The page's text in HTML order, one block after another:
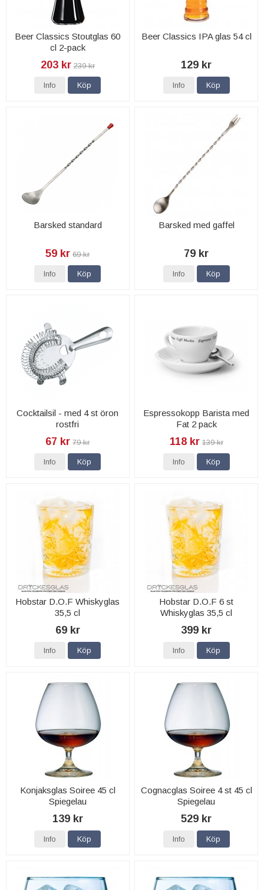
Beer Classics Stoutglas 60
cl 2-pack
203 kr 239 kr
Info Köp
Beer Classics IPA glas 54 cl
129 kr
Info Köp
Barsked standard
59 kr 69 kr
Info Köp
Barsked med gaffel
79 kr
Info Köp
Cocktailsil - med 4 st öron
rostfri
67 kr 79 kr
Info Köp
Espressokopp Barista med
Fat 2 pack
118 kr 139 kr
Info Köp
Hobstar D.O.F Whiskyglas
35,5 cl
69 kr
Info Köp
Hobstar D.O.F 6 st
Whiskyglas 35,5 cl
399 kr
Info Köp
Konjaksglas Soiree 45 cl
Spiegelau
139 kr
Info Köp
Cognacglas Soiree 4 st 45 cl
Spiegelau
529 kr
Info Köp